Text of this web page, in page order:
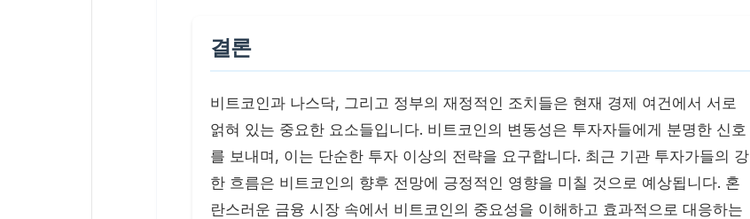
결론
비트코인과 나스닥, 그리고 정부의 재정적인 조치들은 현재 경제 여건에서 서로
얽혀 있는 중요한 요소들입니다. 비트코인의 변동성은 투자자들에게 분명한 신호
를 보내며, 이는 단순한 투자 이상의 전략을 요구합니다. 최근 기관 투자가들의 강
한 흐름은 비트코인의 향후 전망에 긍정적인 영향을 미칠 것으로 예상됩니다. 혼
란스러운 금융 시장 속에서 비트코인의 중요성을 이해하고 효과적으로 대응하는